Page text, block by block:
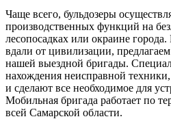
Чаще всего, бульдозеры
производственных функций на
лесопосадках или окраине города.
вдали от цивилизации,
нашей выездной бригады.
нахождения неисправной
и сделают все необходимое для
Мобильная бригада работает по
всей Самарской области.